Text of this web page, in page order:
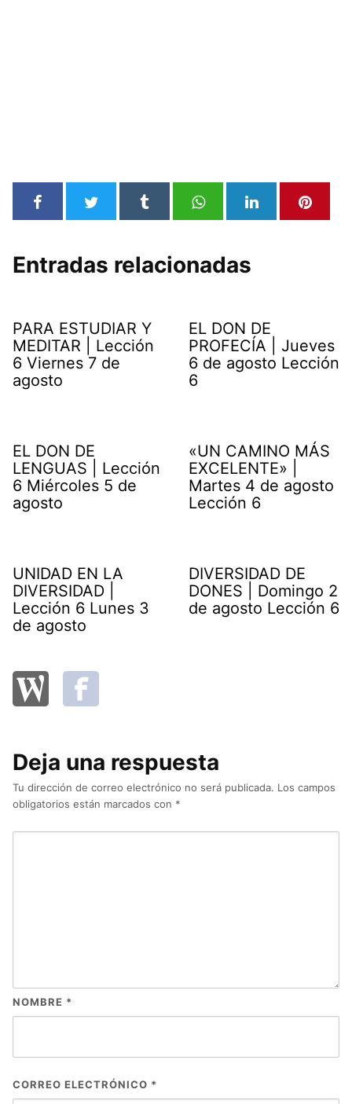
Entradas relacionadas
PARA ESTUDIAR Y
MEDITAR | Lección
6 Viernes 7 de
agosto
EL DON DE
PROFECÍA | Jueves
6 de agosto Lección
6
EL DON DE
LENGUAS | Lección
6 Miércoles 5 de
agosto
«UN CAMINO MÁS
EXCELENTE» |
Martes 4 de agosto
Lección 6
UNIDAD EN LA
DIVERSIDAD |
Lección 6 Lunes 3
de agosto
DIVERSIDAD DE
DONES | Domingo 2
de agosto Lección 6
Deja una respuesta
Tu dirección de correo electrónico no será publicada. Los campos
obligatorios están marcados con *
NOMBRE *
CORREO ELECTRÓNICO *